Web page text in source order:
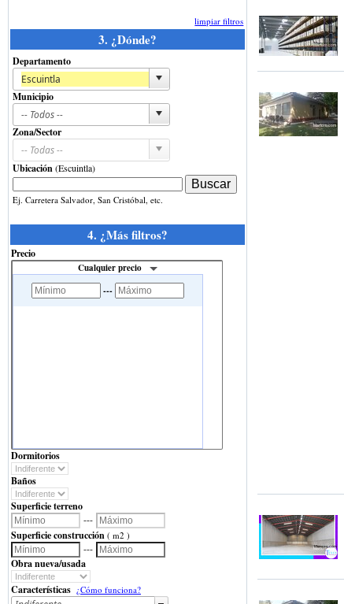
limpiar filtros
3. ¿Dónde?
Departamento
Municipio
Zona/Sector
Ubicación(Escuintla)
Ej. Carretera Salvador, San Cristóbal, etc.
4. ¿Más filtros?
Precio
Cualquier precio
---
Dormitorios
Baños
Superficie terreno
---
Superficie construcción ( m2 )
---
Obra nueva/usada
Características ¿Cómo funciona?